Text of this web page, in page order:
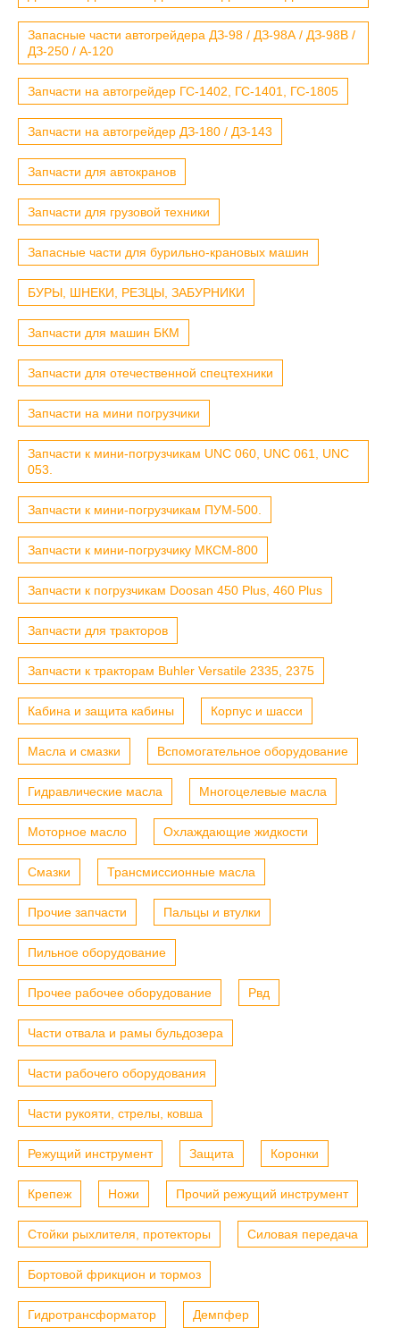
Запасные части автогрейдера ДЗ-98 / ДЗ-98А / ДЗ-98В /
ДЗ-250 / А-120
Запчасти на автогрейдер ГС-1402, ГС-1401, ГС-1805
Запчасти на автогрейдер ДЗ-180 / ДЗ-143
Запчасти для автокранов
Запчасти для грузовой техники
Запасные части для бурильно-крановых машин
БУРЫ, ШНЕКИ, РЕЗЦЫ, ЗАБУРНИКИ
Запчасти для машин БКМ
Запчасти для отечественной спецтехники
Запчасти на мини погрузчики
Запчасти к мини-погрузчикам UNC 060, UNC 061, UNC
053.
Запчасти к мини-погрузчикам ПУМ-500.
Запчасти к мини-погрузчику МКСМ-800
Запчасти к погрузчикам Doosan 450 Plus, 460 Plus
Запчасти для тракторов
Запчасти к тракторам Buhler Versatile 2335, 2375
Кабина и защита кабины Корпус и шасси
Масла и смазки Вспомогательное оборудование
Гидравлические масла Многоцелевые масла
Моторное масло Охлаждающие жидкости
Смазки Трансмиссионные масла
Прочие запчасти Пальцы и втулки
Пильное оборудование
Прочее рабочее оборудование Рвд
Части отвала и рамы бульдозера
Части рабочего оборудования
Части рукояти, стрелы, ковша
Режущий инструмент Защита Коронки
Крепеж Ножи Прочий режущий инструмент
Стойки рыхлителя, протекторы Силовая передача
Бортовой фрикцион и тормоз
Гидротрансформатор Демпфер